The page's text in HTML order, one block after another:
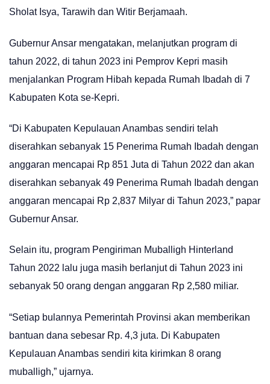
Sholat Isya, Tarawih dan Witir Berjamaah.
Gubernur Ansar mengatakan, melanjutkan program di
tahun 2022, di tahun 2023 ini Pemprov Kepri masih
menjalankan Program Hibah kepada Rumah Ibadah di 7
Kabupaten Kota se-Kepri.
“Di Kabupaten Kepulauan Anambas sendiri telah
diserahkan sebanyak 15 Penerima Rumah Ibadah dengan
anggaran mencapai Rp 851 Juta di Tahun 2022 dan akan
diserahkan sebanyak 49 Penerima Rumah Ibadah dengan
anggaran mencapai Rp 2,837 Milyar di Tahun 2023,” papar
Gubernur Ansar.
Selain itu, program Pengiriman Muballigh Hinterland
Tahun 2022 lalu juga masih berlanjut di Tahun 2023 ini
sebanyak 50 orang dengan anggaran Rp 2,580 miliar.
“Setiap bulannya Pemerintah Provinsi akan memberikan
bantuan dana sebesar Rp. 4,3 juta. Di Kabupaten
Kepulauan Anambas sendiri kita kirimkan 8 orang
muballigh,” ujarnya.